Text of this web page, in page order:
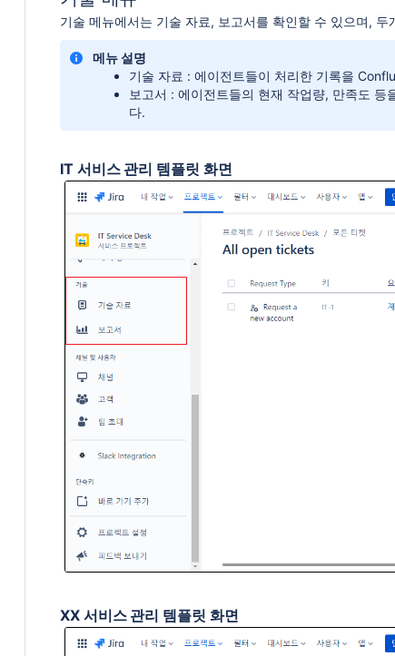
기술 메뉴에서는 기술 자료, 보고서를 확인할 수 있으며, 두
메뉴 설명
기술 자료 : 에이전트들이 처리한 기록을
보고서 : 에이전트들의 현재 작업량, 만족도
다.
IT 서비스 관리 템플릿 화면
XX 서비스 관리 템플릿 화면